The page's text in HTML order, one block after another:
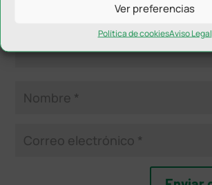
Ver preferencias
Política de cookiesAviso Legal